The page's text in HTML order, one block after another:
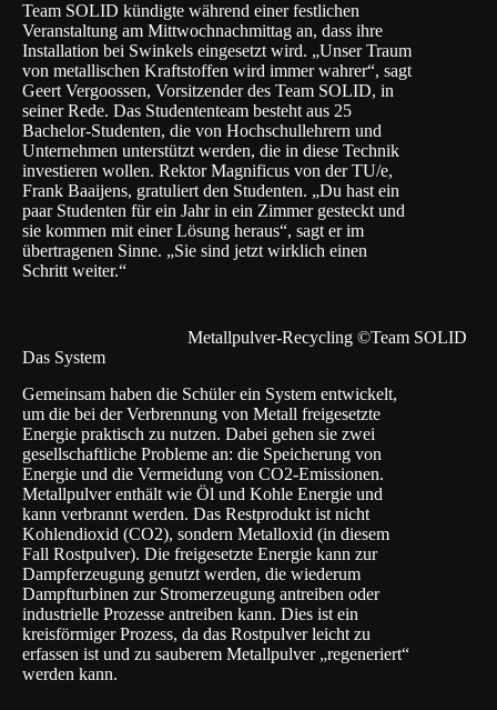
Team SOLID kündigte während einer festlichen
Veranstaltung am Mittwochnachmittag an, dass ihre
Installation bei Swinkels eingesetzt wird. „Unser Traum
von metallischen Kraftstoffen wird immer wahrer“, sagt
Geert Vergoossen, Vorsitzender des Team SOLID, in
seiner Rede. Das Studententeam besteht aus 25
Bachelor-Studenten, die von Hochschullehrern und
Unternehmen unterstützt werden, die in diese Technik
investieren wollen. Rektor Magnificus von der TU/e,
Frank Baaijens, gratuliert den Studenten. „Du hast ein
paar Studenten für ein Jahr in ein Zimmer gesteckt und
sie kommen mit einer Lösung heraus“, sagt er im
übertragenen Sinne. „Sie sind jetzt wirklich einen
Schritt weiter.“
Metallpulver-Recycling ©Team SOLID
Das System
Gemeinsam haben die Schüler ein System entwickelt,
um die bei der Verbrennung von Metall freigesetzte
Energie praktisch zu nutzen. Dabei gehen sie zwei
gesellschaftliche Probleme an: die Speicherung von
Energie und die Vermeidung von CO2-Emissionen.
Metallpulver enthält wie Öl und Kohle Energie und
kann verbrannt werden. Das Restprodukt ist nicht
Kohlendioxid (CO2), sondern Metalloxid (in diesem
Fall Rostpulver). Die freigesetzte Energie kann zur
Dampferzeugung genutzt werden, die wiederum
Dampfturbinen zur Stromerzeugung antreiben oder
industrielle Prozesse antreiben kann. Dies ist ein
kreisförmiger Prozess, da das Rostpulver leicht zu
erfassen ist und zu sauberem Metallpulver „regeneriert“
werden kann.